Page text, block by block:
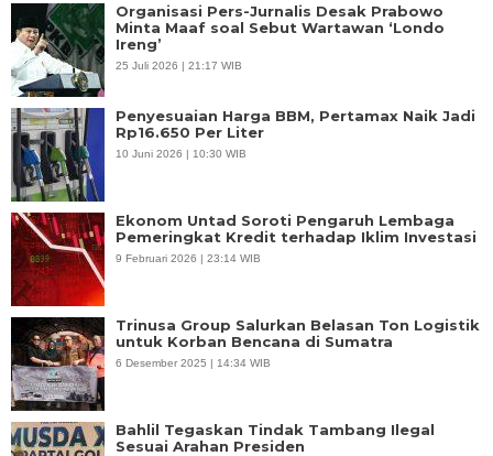
Organisasi Pers-Jurnalis Desak Prabowo
Minta Maaf soal Sebut Wartawan ‘Londo
Ireng’
25 Juli 2026 | 21:17 WIB
Penyesuaian Harga BBM, Pertamax Naik Jadi
Rp16.650 Per Liter
10 Juni 2026 | 10:30 WIB
Ekonom Untad Soroti Pengaruh Lembaga
Pemeringkat Kredit terhadap Iklim Investasi
9 Februari 2026 | 23:14 WIB
Trinusa Group Salurkan Belasan Ton Logistik
untuk Korban Bencana di Sumatra
6 Desember 2025 | 14:34 WIB
Bahlil Tegaskan Tindak Tambang Ilegal
Sesuai Arahan Presiden